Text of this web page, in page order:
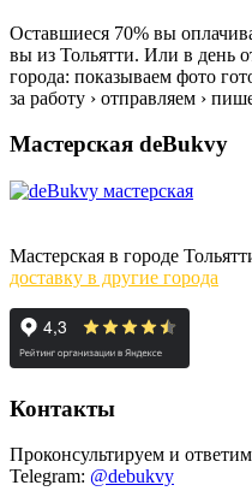
Оставшиеся 70% вы
вы из Тольятти. Или в день
города: показываем фото
за работу › отправляем ›
Мастерская deBukvy
Мастерская в городе
доставку в другие города
Контакты
Проконсультируем и
Telegram: @debukvy